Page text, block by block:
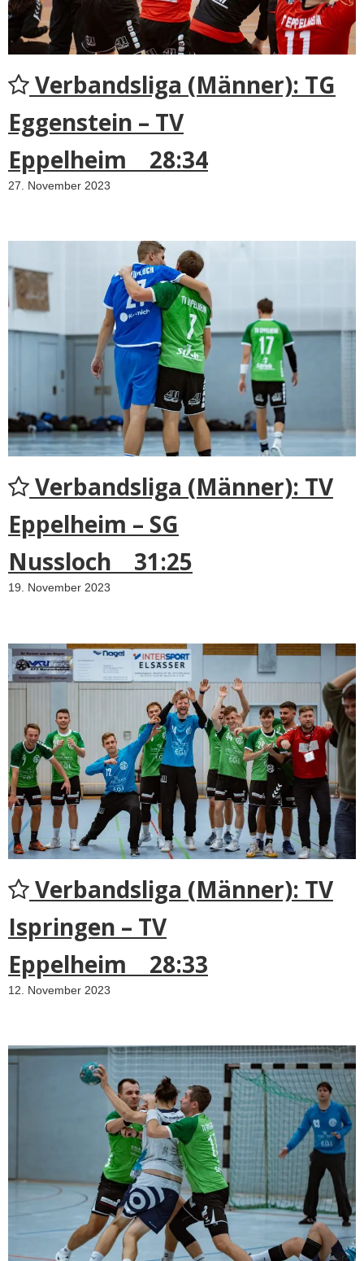
Verbandsliga (Männer): TG
Eggenstein – TV
Eppelheim 28:34
27. November 2023
Verbandsliga (Männer): TV
Eppelheim – SG
Nussloch 31:25
19. November 2023
Verbandsliga (Männer): TV
Ispringen – TV
Eppelheim 28:33
12. November 2023